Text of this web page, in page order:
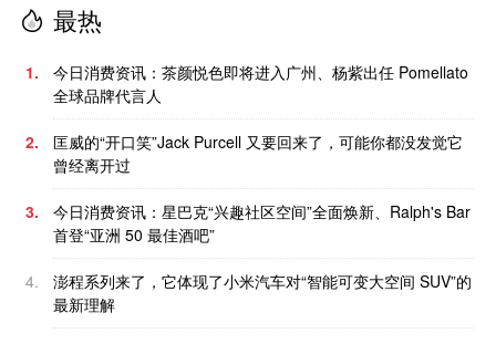
最热
1.
今日消费资讯：茶颜悦色即将进入广州、杨紫出任 Pomellato
全球品牌代言人
2.
匡威的“开口笑”Jack Purcell 又要回来了，可能你都没发觉它
曾经离开过
3.
今日消费资讯：星巴克“兴趣社区空间”全面焕新、Ralph's Bar
首登“亚洲 50 最佳酒吧”
4.
澎程系列来了，它体现了小米汽车对“智能可变大空间 SUV”的
最新理解